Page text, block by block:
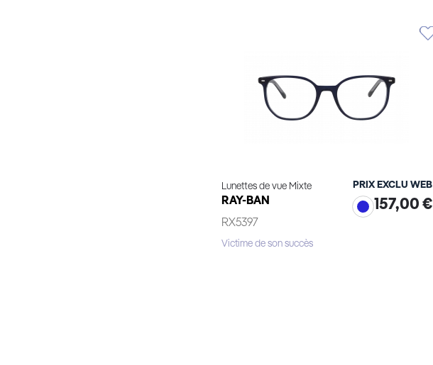
Lunettes de vue Mixte
RAY-BAN
RX5397
PRIX EXCLU WEB
157,00 €
Victime de son succès